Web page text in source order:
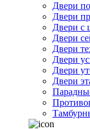
Двери
Двери
Двери с
Двери
Двери
Двери
Двери
Двери